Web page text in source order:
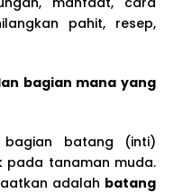
pahit, resep,
bagian mana yang
batang (inti)
pada tanaman muda.
adalah batang